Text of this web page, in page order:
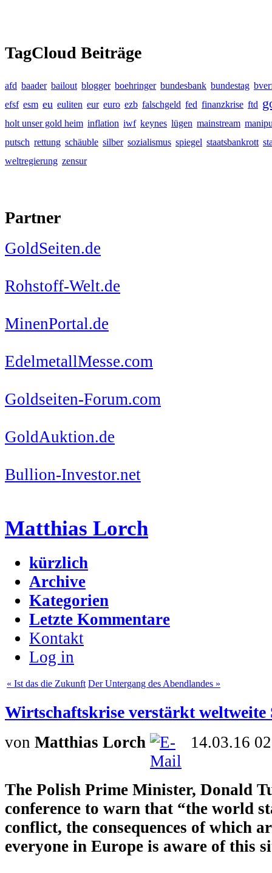
TagCloud Beiträge
afd baader bailout blogger boehringer bundesbank bundestag
efsf esm eu euliten eur euro ezb falschgeld fed finanzkrise ftd
holt unser gold heim inflation iwf keynes lügen mainstream
putsch rettung schäuble silber sozialismus spiegel staatsbankrott
weltregierung zensur
Partner
GoldSeiten.de
Rohstoff-Welt.de
MinenPortal.de
EdelmetallMesse.com
Goldseiten-Forum.com
GoldAuktion.de
Bullion-Investor.net
Matthias Lorch
kürzlich
Archive
Kategorien
Letzte Kommentare
Kontakt
Log in
« Ist das die Zukunft Der Untergang des Abendlandes »
Wirtschaftskrise verstärkt weltweite
von Matthias Lorch 14.03.16
The Polish Prime Minister, Donald
conference to warn that “the world
conflict, the consequences of which
everyone in Europe is aware of this